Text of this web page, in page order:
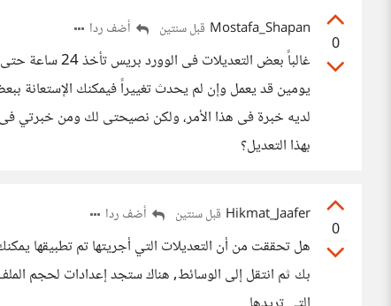
0
Mostafa_Shapan قبل سنتين أضف ردا
غالباً بعض
يومين قد يعمل وإن لم يحدث تغييراً فيمكنك الإستعانة
لديه خبرة فى هذا الأمر، ولكن نصيحتى لك ومن خبرتي
بهذا التعديل؟
0
Hikmat_Jaafer قبل سنتين أضف ردا
هل تحققت من أن التعديلات التي أجريتها تم تطبيقها
بك ثم انتقل إلى الوسائط, هناك ستجد إعدادات لحجم